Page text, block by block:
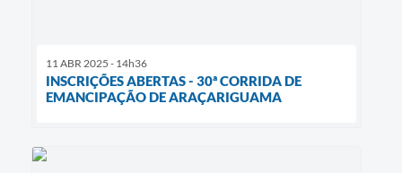
11 ABR 2025 - 14h36
INSCRIÇÕES ABERTAS - 30ª CORRIDA DE
EMANCIPAÇÃO DE ARAÇARIGUAMA